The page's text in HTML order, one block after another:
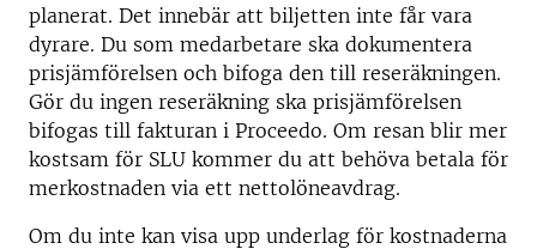
planerat. Det innebär att biljetten inte får vara
dyrare. Du som medarbetare ska dokumentera
prisjämförelsen och bifoga den till reseräkningen.
Gör du ingen reseräkning ska prisjämförelsen
bifogas till fakturan i Proceedo. Om resan blir mer
kostsam för SLU kommer du att behöva betala för
merkostnaden via ett nettolöneavdrag.
Om du inte kan visa upp underlag för kostnaderna